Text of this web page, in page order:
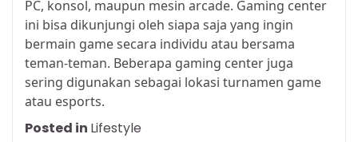
PC, konsol, maupun mesin arcade. Gaming center
ini bisa dikunjungi oleh siapa saja yang ingin
bermain game secara individu atau bersama
teman-teman. Beberapa gaming center juga
sering digunakan sebagai lokasi turnamen game
atau esports.
Posted in Lifestyle